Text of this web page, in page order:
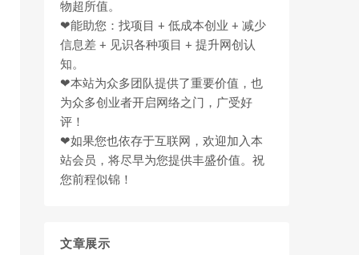
物超所值。
❤能助您：找项目 + 低成本创业 + 减少
信息差 + 见识各种项目 + 提升网创认
知。
❤本站为众多团队提供了重要价值，也
为众多创业者开启网络之门，广受好
评！
❤如果您也依存于互联网，欢迎加入本
站会员，将尽早为您提供丰盛价值。祝
您前程似锦！
文章展示